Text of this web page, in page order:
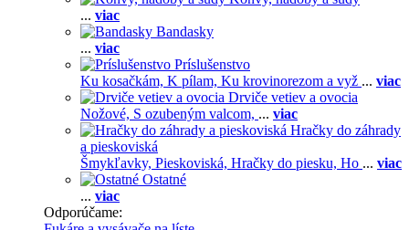
... viac
Bandasky
... viac
Príslušenstvo
Ku kosačkám, K pílam, Ku krovinorezom a vyž ... viac
Drviče vetiev a ovocia
Nožové, S ozubeným valcom, ... viac
Hračky do záhrady
a pieskoviská
Šmykľavky, Pieskoviská, Hračky do piesku, Ho ... viac
Ostatné
... viac
Odporúčame: